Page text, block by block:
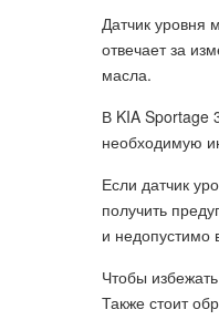
Датчик уровня
отвечает за
масла.
В KIA Sportage
необходимую
Если датчик
получить
и недопустимо
Чтобы
Также стоит